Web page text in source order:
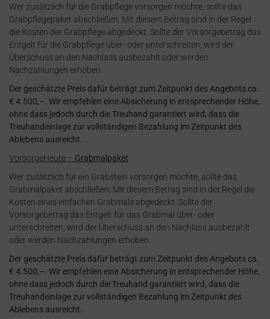
Wer zusätzlich für die Grabpflege vorsorgen möchte, sollte das
Grabpflegepaket abschließen. Mit diesem Betrag sind in der Regel
die Kosten der Grabpflege abgedeckt. Sollte der Vorsorgebetrag das
Entgelt für die Grabpflege über- oder unterschreiten, wird der
Überschuss an den Nachlass ausbezahlt oder werden
Nachzahlungen erhoben.
Der geschätzte Preis dafür beträgt zum Zeitpunkt des Angebots ca.
€ 4.500,–. Wir empfehlen eine Absicherung in entsprechender Höhe,
ohne dass jedoch durch die Treuhand garantiert wird, dass die
Treuhandeinlage zur vollständigen Bezahlung im Zeitpunkt des
Ablebens ausreicht.
VorsorgeHeute – Grabmalpaket
Wer zusätzlich für ein Grabstein vorsorgen möchte, sollte das
Grabmalpaket abschließen. Mit diesem Betrag sind in der Regel die
Kosten eines einfachen Grabmals abgedeckt. Sollte der
Vorsorgebetrag das Entgelt für das Grabmal über- oder
unterschreiten, wird der Überschuss an den Nachlass ausbezahlt
oder werden Nachzahlungen erhoben.
Der geschätzte Preis dafür beträgt zum Zeitpunkt des Angebots ca.
€ 4.500,–. Wir empfehlen eine Absicherung in entsprechender Höhe,
ohne dass jedoch durch die Treuhand garantiert wird, dass die
Treuhandeinlage zur vollständigen Bezahlung im Zeitpunkt des
Ablebens ausreicht.